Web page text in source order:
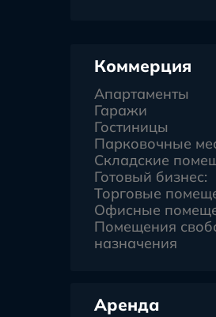
Коммерция
Апартаменты
Гаражи
Гостиницы
Парковочные
Складские
Готовый бизнес:
Торговые
Офисные
Помещения
назначения
Аренда